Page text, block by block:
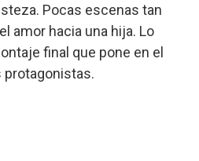
Pocas escenas tan
amor hacia una hija. Lo
final que pone en el
protagonistas.